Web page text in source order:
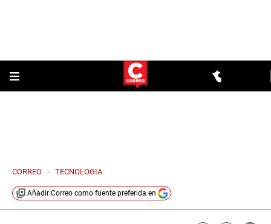
CORREO > TECNOLOGIA
Añadir Correo como fuente preferida en